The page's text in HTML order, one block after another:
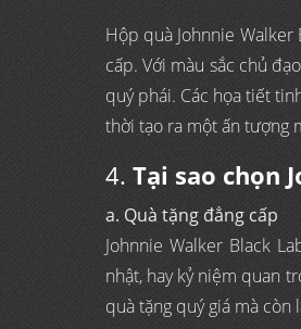
Hộp quà Johnnie
cấp. Với màu sắc chủ
quý phái. Các họa tiết
thời tạo ra một ấn tượng
4. Tại sao chọn
a. Quà tặng đẳng cấp
Johnnie Walker Black
nhật, hay kỷ niệm quan
quà tặng quý giá mà